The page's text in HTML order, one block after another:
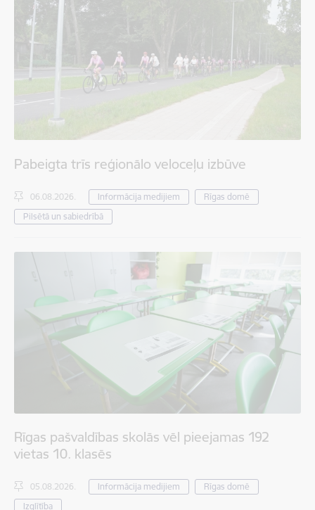
Pabeigta trīs reģionālo veloceļu izbūve
06.08.2026. Informācija medijiem
Rīgas domē
Pilsētā un sabiedrībā
Rīgas pašvaldības skolās vēl pieejamas 192
vietas 10. klasēs
05.08.2026. Informācija medijiem
Rīgas domē
Izglītība